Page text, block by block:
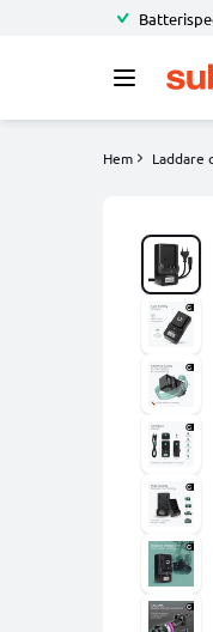
Hem Laddare